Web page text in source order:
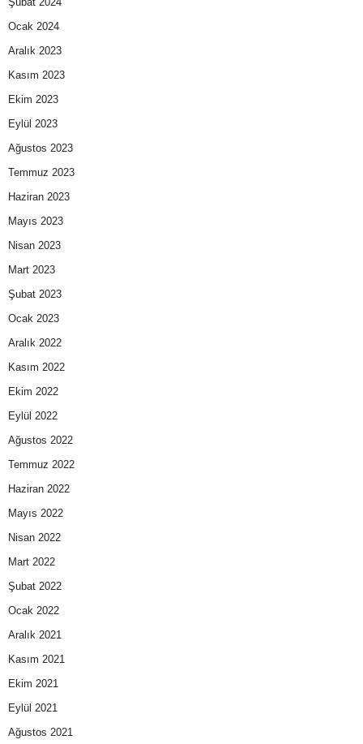
Ocak 2024
Aralık 2023
Kasım 2023
Ekim 2023
Eylül 2023
Ağustos 2023
Temmuz 2023
Haziran 2023
Mayıs 2023
Nisan 2023
Mart 2023
Şubat 2023
Ocak 2023
Aralık 2022
Kasım 2022
Ekim 2022
Eylül 2022
Ağustos 2022
Temmuz 2022
Haziran 2022
Mayıs 2022
Nisan 2022
Mart 2022
Şubat 2022
Ocak 2022
Aralık 2021
Kasım 2021
Ekim 2021
Eylül 2021
Ağustos 2021